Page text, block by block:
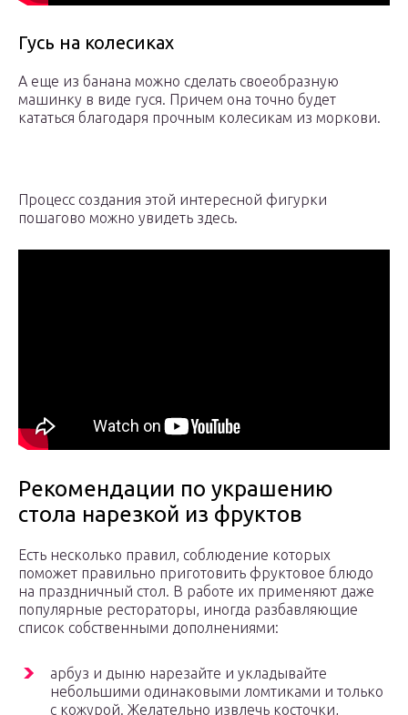
Гусь на колесиках
А еще из банана можно сделать своеобразную
машинку в виде гуся. Причем она точно будет
кататься благодаря прочным колесикам из моркови.
Процесс создания этой интересной фигурки
пошагово можно увидеть здесь.
Рекомендации по украшению
стола нарезкой из фруктов
Есть несколько правил, соблюдение которых
поможет правильно приготовить фруктовое блюдо
на праздничный стол. В работе их применяют даже
популярные рестораторы, иногда разбавляющие
список собственными дополнениями:
арбуз и дыню нарезайте и укладывайте
небольшими одинаковыми ломтиками и только
с кожурой. Желательно извлечь косточки,